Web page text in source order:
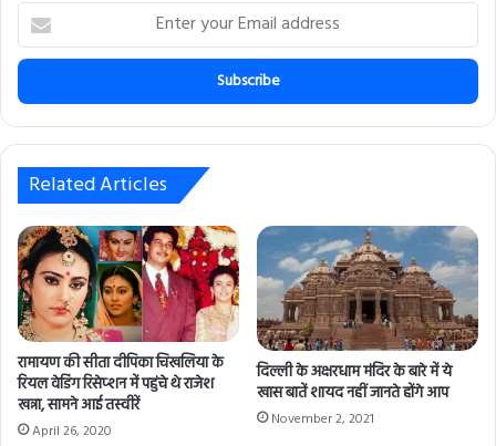
t
r
y
r
m
a
i
l
a
d
d
r
e
Related Articles
रामायण की सीता दीपिका चिखलिया के
रियल वेडिंग रिसेप्शन में पहुंचे थे राजेश
खन्ना, सामने आई तस्वीरें
April 26, 2020
दिल्ली के अक्षरधाम मंदिर के बारे में ये
खास बातें शायद नहीं जानते होंगे आप
November 2, 2021